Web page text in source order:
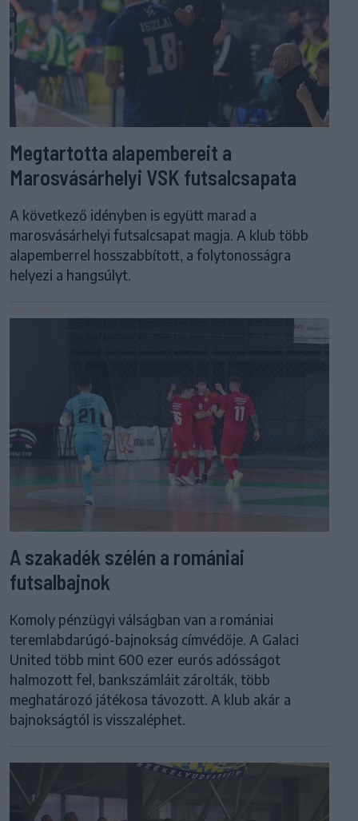
Megtartotta alapembereit a
Marosvásárhelyi VSK futsalcsapata
A következő idényben is együtt marad a
marosvásárhelyi futsalcsapat magja. A klub több
alapemberrel hosszabbított, a folytonosságra
helyezi a hangsúlyt.
A szakadék szélén a romániai
futsalbajnok
Komoly pénzügyi válságban van a romániai
teremlabdarúgó-bajnokság címvédője. A Galaci
United több mint 600 ezer eurós adósságot
halmozott fel, bankszámláit zárolták, több
meghatározó játékosa távozott. A klub akár a
bajnokságtól is visszaléphet.